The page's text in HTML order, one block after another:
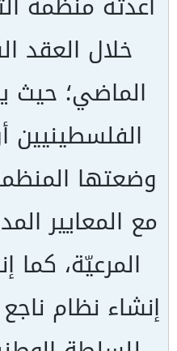
خلال العقد
الماضي؛ حيث
الفلسطينيين
وضعتها
مع المعايير
المرعيّة،
إنشاء نظام